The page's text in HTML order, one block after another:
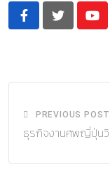
PREVIOUS POST
ธุรกิจงานศพญี่ปุ่นวิ